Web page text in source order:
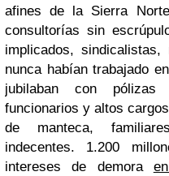
afines de la Sierra
consultorías sin
implicados, sindicalistas,
nunca habían trabajado
jubilaban con pólizas
funcionarios y altos
de manteca,
indecentes. 1.200
intereses de demora